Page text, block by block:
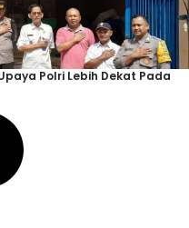
Polri Lebih Dekat Pada